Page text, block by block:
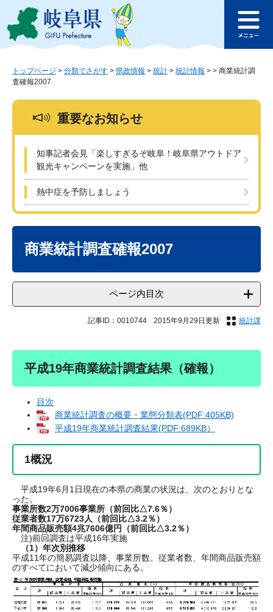
ジ
ュ
このページの本文へ
ュ
トップページ > 分類でさがす > 県政情報 > 統計 > 統計情報 > > 商業統計調
査確報2007
重要なお知らせ
知事記者会見「楽しすぎるぞ岐阜！岐阜県アウトドア
観光キャンペーンを実施」他
熱中症を予防しましょう
商業統計調査確報2007
ページ内目次
記事ID：0010744 2015年9月29日更新 統計課
平成19年商業統計調査結果（確報）
目次
商業統計調査の概要・業態分類表(PDF:405KB)
平成19年商業統計調査結果(PDF:689KB）
1概況
平成19年6月1日現在の本県の商業の状況は、次のとおりとな
った。
事業所数2万7006事業所（前回比△7.6％）
従業者数17万6723人（前回比△3.2％）
年間商品販売額4兆7606億円（前回比△3.2％）
注)前回調査は平成16年実施
（1）年次別推移
平成11年の簡易調査以降、事業所数、従業者数、年間商品販売額
のすべてにおいて減少傾向にある。